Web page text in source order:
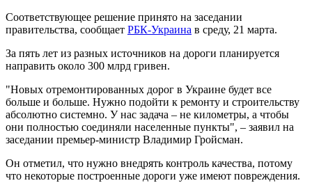
Соответствующее решение принято на заседании
правительства, сообщает РБК-Украина в среду, 21 марта.
За пять лет из разных источников на дороги планируется
направить около 300 млрд гривен.
"Новых отремонтированных дорог в Украине будет все
больше и больше. Нужно подойти к ремонту и строительству
абсолютно системно. У нас задача – не километры, а чтобы
они полностью соединяли населенные пункты", – заявил на
заседании премьер-министр Владимир Гройсман.
Он отметил, что нужно внедрять контроль качества, потому
что некоторые построенные дороги уже имеют повреждения.